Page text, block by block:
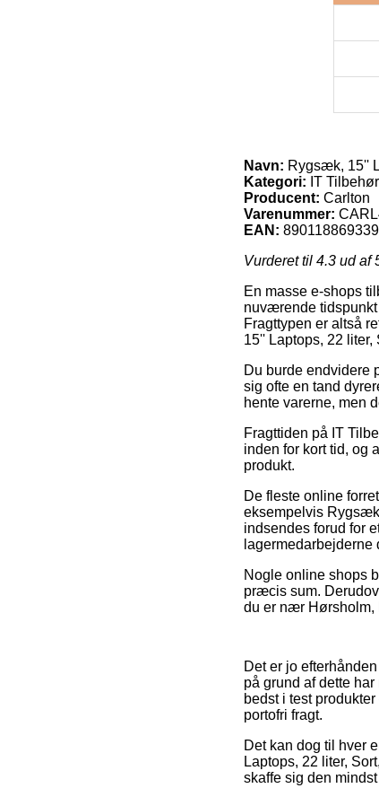
Navn: Rygsæk, 15''
Kategori: IT
Producent: Carlton
Varenummer:
EAN:
Vurderet til 4.3 ud af
En masse e-shops
nuværende tidspunkt
Fragttypen er altså
15'' Laptops, 22 liter,
Du burde endvidere
sig ofte en tand
hente varerne, men
Fragttiden på IT
inden for kort tid, og
produkt.
De fleste online
eksempelvis
indsendes forud for
lagermedarbejderne
Nogle online shops
præcis sum.
du er nær Hørsholm,
Det er jo
på grund af dette
bedst i test
portofri fragt.
Det kan dog til hver
Laptops, 22 liter,
skaffe sig den